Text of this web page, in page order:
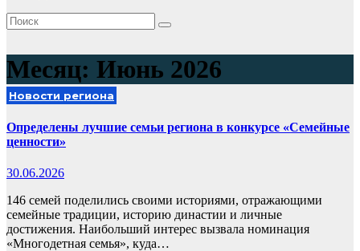
Месяц: Июнь 2026
Новости региона
Определены лучшие семьи региона в конкурсе «Семейные
ценности»
30.06.2026
146 семей поделились своими историями, отражающими
семейные традиции, историю династии и личные
достижения. Наибольший интерес вызвала номинация
«Многодетная семья», куда…